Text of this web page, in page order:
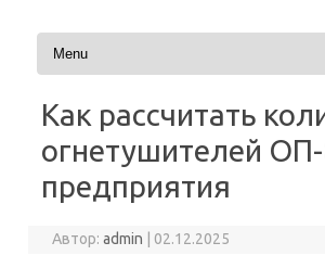
Перейти к содержимому
Как рассчитать
огнетушителей
предприятия
Автор:admin 02.12.2025